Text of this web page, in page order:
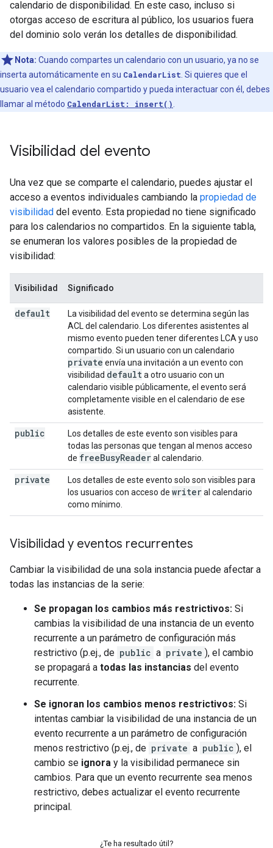
calendario de disponibilidad. En este caso, incluso si
otorgas acceso de escritura al público, los usuarios fuera
del dominio solo verán los detalles de disponibilidad.
Nota: Cuando compartes un calendario con un usuario, ya no se
inserta automáticamente en su CalendarList . Si quieres que el
usuario vea el calendario compartido y pueda interactuar con él, debes
llamar al método CalendarList: insert()
Visibilidad del evento
Una vez que se comparte el calendario, puedes ajustar el
acceso a eventos individuales cambiando la propiedad de
visibilidad del evento. Esta propiedad no tiene significado
para los calendarios no compartidos. En la siguiente tabla,
se enumeran los valores posibles de la propiedad de
visibilidad:
Visibilidad Significado
default
La visibilidad del evento se determina según las
ACL del calendario. Los diferentes asistentes al
mismo evento pueden tener diferentes LCA y uso
compartido. Si un usuario con un calendario
private envía una invitación a un evento con
visibilidad defaulta otro usuario con un
calendario visible públicamente, el evento será
completamente visible en el calendario de ese
asistente.
public
Los detalles de este evento son visibles para
todas las personas que tengan al menos acceso
de freeBusyReaderal calendario.
private
Los detalles de este evento solo son visibles para
los usuarios con acceso de writeral calendario
como mínimo.
Visibilidad y eventos recurrentes
Cambiar la visibilidad de una sola instancia puede afectar a
todas las instancias de la serie:
Se propagan los cambios más restrictivos: Si
cambias la visibilidad de una instancia de un evento
recurrente a un parámetro de configuración más
restrictivo (p.ej., de public a private ), el cambio
se propagará a todas las instancias del evento
recurrente.
Se ignoran los cambios menos restrictivos: Si
intentas cambiar la visibilidad de una instancia de un
evento recurrente a un parámetro de configuración
menos restrictivo (p.ej., de private a public ), el
cambio se ignora y la visibilidad permanece sin
cambios. Para que un evento recurrente sea menos
restrictivo, debes actualizar el evento recurrente
principal.
¿Te ha resultado útil?